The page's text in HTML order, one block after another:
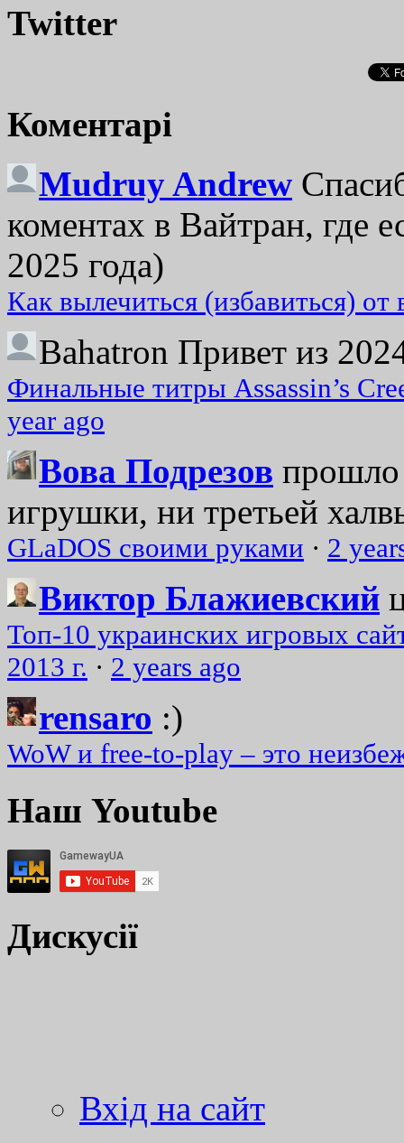
Twitter
Коментарі
Mudruy Andrew
коментах в Вайтран, где
2025 года)
Как вылечиться (избавиться)
Bahatron Привет из
Финальные титры Assassin’s
year ago
Вова Подрезов прошло
игрушки, ни третьей
GLaDOS своими руками · 2
Виктор Блажиевский
Топ-10 украинских игровых
2013 г. · 2 years ago
rensaro :)
WoW и free-to-play – это
Наш Youtube
Дискусії
Вхід на сайт